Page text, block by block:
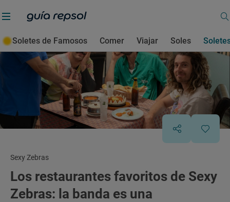
Soletes de Famosos Comer Viajar Soles
Sexy Zebras
Los restaurantes favoritos de Sexy
Zebras: la banda es una